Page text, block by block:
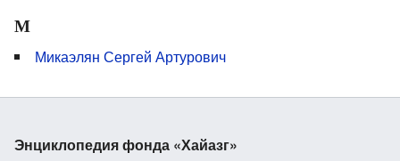
М
Микаэлян Сергей Артурович
Энциклопедия фонда «Хайазг»